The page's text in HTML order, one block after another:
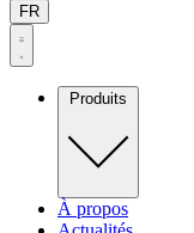
FR
Produits
À propos